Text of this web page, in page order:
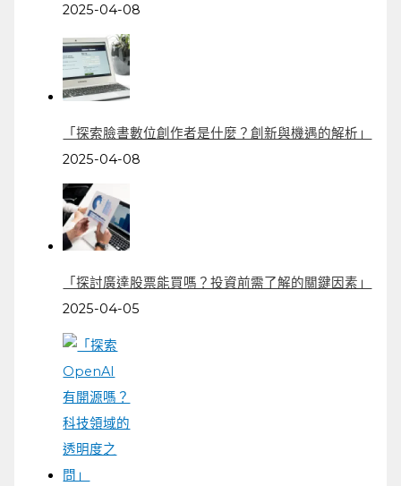
2025-04-08
「探索臉書數位創作者是什麼？創新與機遇的解析」
2025-04-08
「探討廣達股票能買嗎？投資前需了解的關鍵因素」
2025-04-05